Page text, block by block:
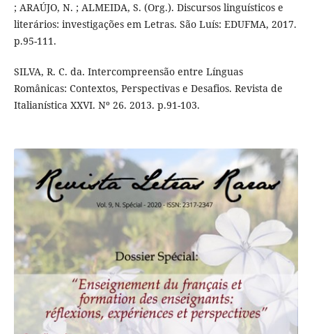
; ARAÚJO, N. ; ALMEIDA, S. (Org.). Discursos linguísticos e
literários: investigações em Letras. São Luís: EDUFMA, 2017.
p.95-111.
SILVA, R. C. da. Intercompreensão entre Línguas
Românicas: Contextos, Perspectivas e Desafios. Revista de
Italianística XXVI. Nº 26. 2013. p.91-103.